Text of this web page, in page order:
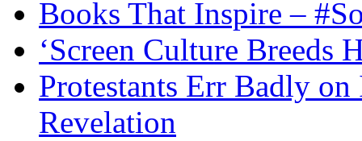
Books That Inspire –
‘Screen Culture Breeds
Protestants Err Badly
Revelation